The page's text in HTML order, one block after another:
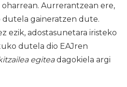
Aurrerantzean ere,
dutela gaineratzen dute.
ezik, adostasunetara iristeko
dutela dio EAJren
egiteadagokiela argi